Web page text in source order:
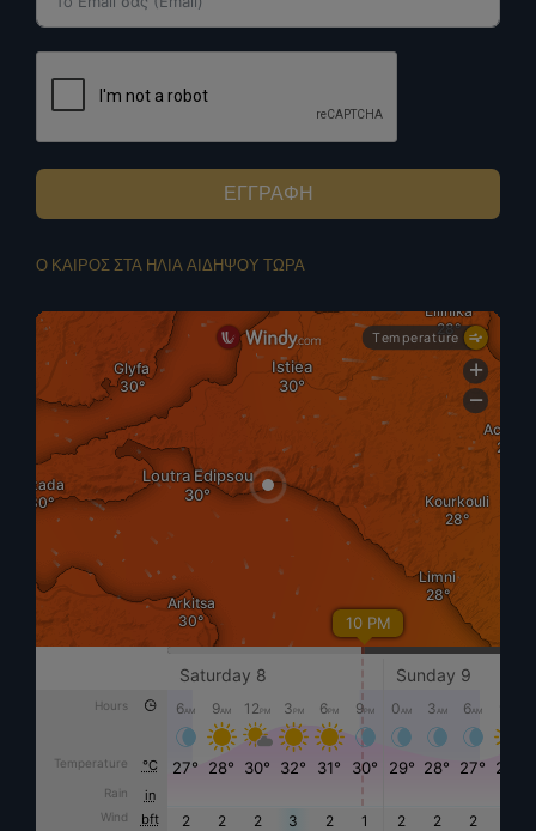
ΕΓΓΡΑΦΗ
Ο ΚΑΙΡΟΣ ΣΤΑ ΗΛΙΑ ΑΙΔΗΨΟΥ ΤΩΡΑ